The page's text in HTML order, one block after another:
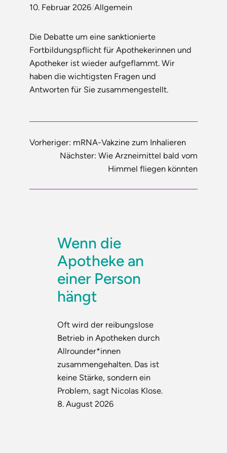
10. Februar 2026/Allgemein
Die Debatte um eine sanktionierte
Fortbildungspflicht für Apothekerinnen und
Apotheker ist wieder aufgeflammt. Wir
haben die wichtigsten Fragen und
Antworten für Sie zusammengestellt.
Vorheriger: mRNA-Vakzine zum Inhalieren
Nächster: Wie Arzneimittel bald vom
Himmel fliegen könnten
Wenn die
Apotheke an
einer Person
hängt
Oft wird der reibungslose
Betrieb in Apotheken durch
Allrounder*innen
zusammengehalten. Das ist
keine Stärke, sondern ein
Problem, sagt Nicolas Klose.
8. August 2026